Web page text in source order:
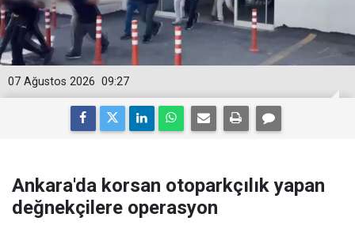
09:27
07 Ağustos 2026
Ankara'da korsan otoparkçılık yapan
değnekçilere operasyon